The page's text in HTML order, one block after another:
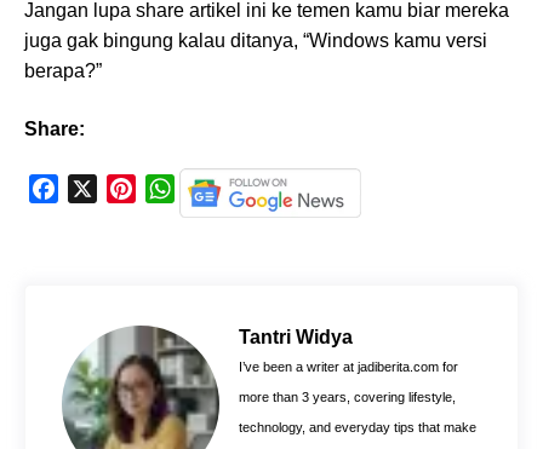
Jangan lupa share artikel ini ke temen kamu biar mereka
juga gak bingung kalau ditanya, “Windows kamu versi
berapa?”
Share:
k
e
s
t
W
h
A
p
p
Tantri Widya
I’ve been a writer at jadiberita.com for
more than 3 years, covering lifestyle,
technology, and everyday tips that make